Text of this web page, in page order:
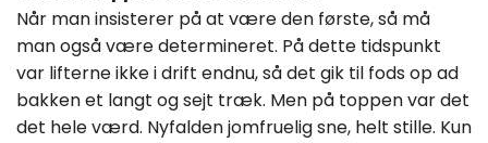
Når man insisterer på at være den første, så må
man også være determineret. På dette tidspunkt
var lifterne ikke i drift endnu, så det gik til fods op ad
bakken et langt og sejt træk. Men på toppen var det
det hele værd. Nyfalden jomfruelig sne, helt stille. Kun